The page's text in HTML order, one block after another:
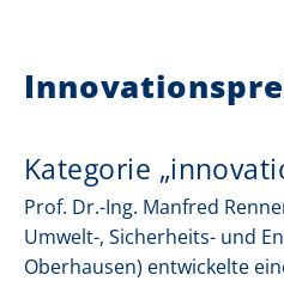
:
Kategorie
Prof. Dr.-Ing. Manfred
Umwelt-, Sicherheits- und
Oberhausen) entwickelte